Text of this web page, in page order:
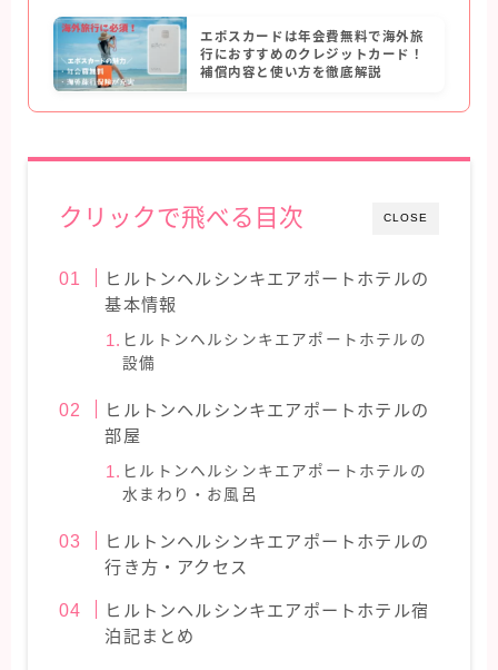
エポスカードは年会費無料で海外旅
行におすすめのクレジットカード！
補償内容と使い方を徹底解説
CLOSE
クリックで飛べる目次
ヒルトンヘルシンキエアポートホテルの
基本情報
ヒルトンヘルシンキエアポートホテルの
設備
ヒルトンヘルシンキエアポートホテルの
部屋
ヒルトンヘルシンキエアポートホテルの
水まわり・お風呂
ヒルトンヘルシンキエアポートホテルの
行き方・アクセス
ヒルトンヘルシンキエアポートホテル宿
泊記まとめ